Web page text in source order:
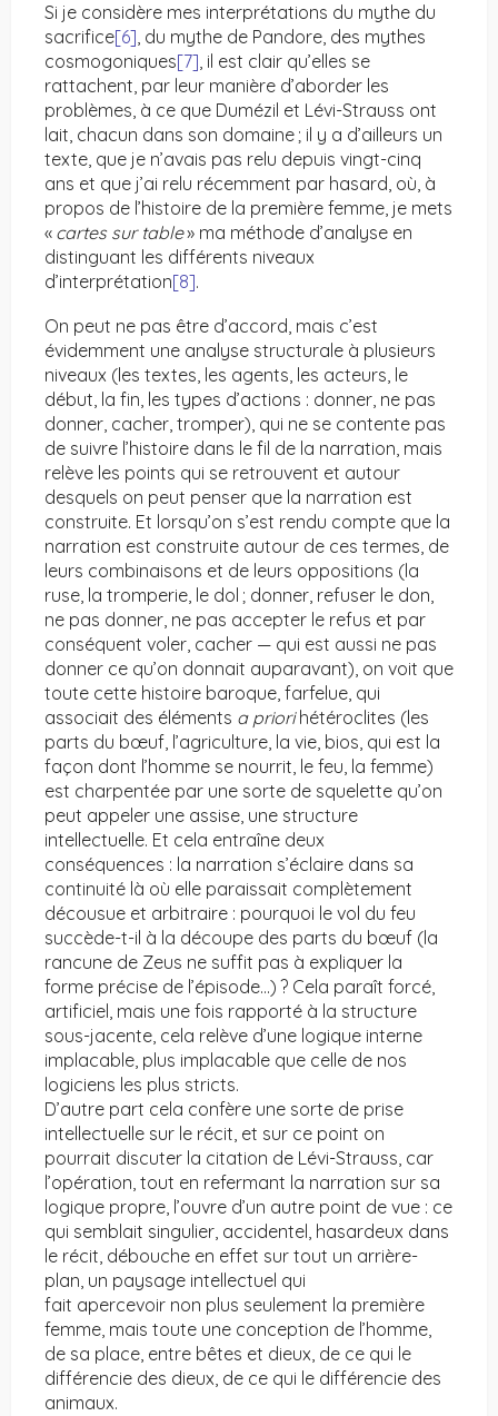
Si je considère mes interprétations du mythe du
sacrifice[6], du mythe de Pandore, des mythes
cosmogoniques[7], il est clair qu’elles se
rattachent, par leur manière d’aborder les
problèmes, à ce que Dumézil et Lévi-Strauss ont
lait, chacun dans son domaine ; il y a d’ailleurs un
texte, que je n’avais pas relu depuis vingt-cinq
ans et que j’ai relu récemment par hasard, où, à
propos de l’histoire de la première femme, je mets
« cartes sur table» ma méthode d’analyse en
distinguant les différents niveaux
d’interprétation[8].
On peut ne pas être d’accord, mais c’est
évidemment une analyse structurale à plusieurs
niveaux (les textes, les agents, les acteurs, le
début, la fin, les types d’actions : donner, ne pas
donner, cacher, tromper), qui ne se contente pas
de suivre l’histoire dans le fil de la narration, mais
relève les points qui se retrouvent et autour
desquels on peut penser que la narration est
construite. Et lorsqu’on s’est rendu compte que la
narration est construite autour de ces termes, de
leurs combinaisons et de leurs oppositions (la
ruse, la tromperie, le dol ; donner, refuser le don,
ne pas donner, ne pas accepter le refus et par
conséquent voler, cacher — qui est aussi ne pas
donner ce qu’on donnait auparavant), on voit que
toute cette histoire baroque, farfelue, qui
associait des éléments a priorihétéroclites (les
parts du bœuf, l’agriculture, la vie, bios, qui est la
façon dont l’homme se nourrit, le feu, la femme)
est charpentée par une sorte de squelette qu’on
peut appeler une assise, une structure
intellectuelle. Et cela entraîne deux
conséquences : la narration s’éclaire dans sa
continuité là où elle paraissait complètement
décousue et arbitraire : pourquoi le vol du feu
succède-t-il à la découpe des parts du bœuf (la
rancune de Zeus ne suffit pas à expliquer la
forme précise de l’épisode…) ? Cela paraît forcé,
artificiel, mais une fois rapporté à la structure
sous-jacente, cela relève d’une logique interne
implacable, plus implacable que celle de nos
logiciens les plus stricts.
D’autre part cela confère une sorte de prise
intellectuelle sur le récit, et sur ce point on
pourrait discuter la citation de Lévi-Strauss, car
l’opération, tout en refermant la narration sur sa
logique propre, l’ouvre d’un autre point de vue : ce
qui semblait singulier, accidentel, hasardeux dans
le récit, débouche en effet sur tout un arrière-
plan, un paysage intellectuel qui
fait apercevoir non plus seulement la première
femme, mais toute une conception de l’homme,
de sa place, entre bêtes et dieux, de ce qui le
différencie des dieux, de ce qui le différencie des
animaux.